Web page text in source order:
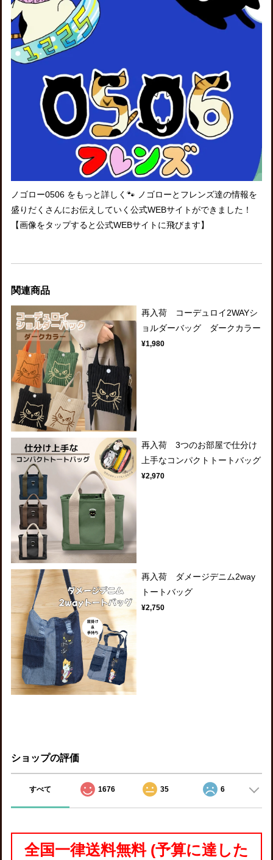
ノゴロー0506 をもっと詳しく🐾 ノゴローとフレンズ達の情報を
盛りだくさんにお伝えしていく公式WEBサイトができました！
【画像をタップすると公式WEBサイトに飛びます】
関連商品
再入荷 コーデュロイ2WAYシ
ョルダーバッグ ダークカラー
¥1,980
再入荷 3つのお部屋で仕分け
上手なコンパクトトートバッグ
¥2,970
再入荷 ダメージデニム2way
トートバッグ
¥2,750
ショップの評価
すべて 1676 35 6
全国一律送料無料 (予算に達した